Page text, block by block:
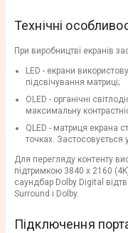
Технічні
При виробництві екранів
LED - екрани
підсвічування матриці;
OLED - органічні
максимальну
QLED - матриця екрана
точках.
Для перегляду контенту
підтримкою 3840 х 2160
саундбар Dolby Digital
Surround і Dolby.
Підключення